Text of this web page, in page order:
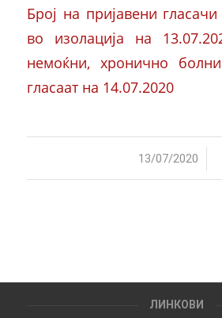
Број на пријавени
во изолација на
немоќни, хронично
гласаат на 14.07.2020
13/07/2020
/
ЛИНКОВИ